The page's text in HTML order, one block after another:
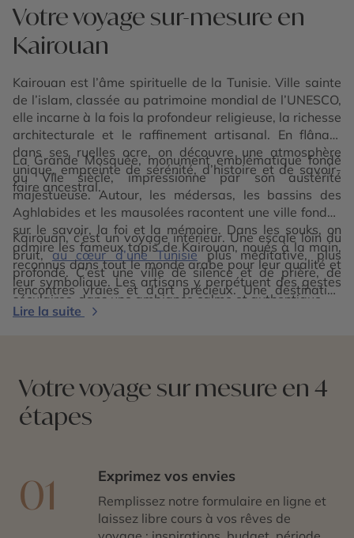
Votre voyage sur-mesure en
Kairouan
Kairouan est l’âme spirituelle de la Tunisie. Ville sainte
de l’islam, classée au patrimoine mondial de l’UNESCO,
elle incarne à la fois la profondeur religieuse, la richesse
architecturale et le raffinement artisanal. En flânant
dans ses ruelles ocre, on découvre une atmosphère
unique, empreinte de sérénité, d’histoire et de savoir-
faire ancestral.
La Grande Mosquée, monument emblématique fondé
au VIIe siècle, impressionne par son austérité
majestueuse. Autour, les médersas, les bassins des
Aghlabides et les mausolées racontent une ville fondée
sur le savoir, la foi et la mémoire. Dans les souks, on
admire les fameux tapis de Kairouan, noués à la main,
reconnus dans tout le monde arabe pour leur qualité et
leur symbolique. Les artisans y perpétuent des gestes
séculaires, dans une ambiance calme et authentique.
Kairouan, c’est un voyage intérieur. Une escale loin du
bruit,au cœur d’une Tunisieplus méditative, plus
profonde. C’est une ville de silence et de prière, de
rencontres vraies et d’art précieux. Une destination
incontournable pour qui cherche à comprendre l’âme
Lire la suite
Votre voyage sur mesure en 4
étapes
01 Exprimez vos envies
Remplissez notre formulaire en ligne et
laissez libre cours à vos rêves de